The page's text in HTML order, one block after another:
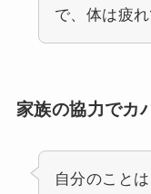
で、体は疲
家族の協力でカ
自分のこと